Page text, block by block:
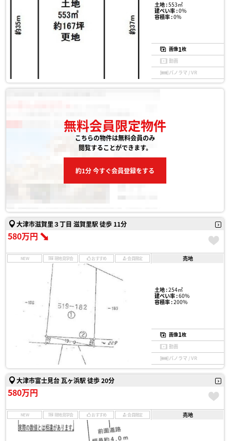
土地 :553㎡
建ぺい率 :0%
容積率 :0%
画像1枚
動画
パノラマ / VR
無料会員限定物件
こちらの物件は無料会員のみ
閲覧することができます。
約1分 今すぐ会員登録をする
大津市滋賀里３丁目 滋賀里駅 徒歩 11分
580万円
NEW 現地見学会 おすすめ 会員限定 売地
土地 :254㎡
建ぺい率 :60%
容積率 :200%
画像1枚
動画
パノラマ / VR
大津市富士見台 瓦ヶ浜駅 徒歩 20分
580万円
NEW 現地見学会 おすすめ 会員限定 売地